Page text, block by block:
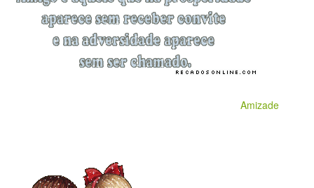
Amizade